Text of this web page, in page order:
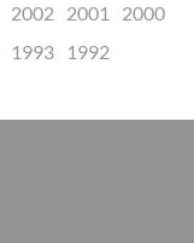
2002 2001
2000
1993 1992